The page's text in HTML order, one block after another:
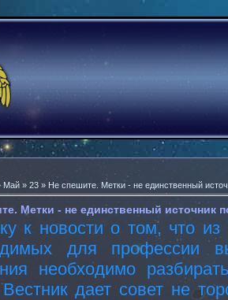
Май » 23 » Не спешите. Метки - не единственный
Метки - не единственный источник
к новости о том, что из
для профессии
необходимо
дает совет не